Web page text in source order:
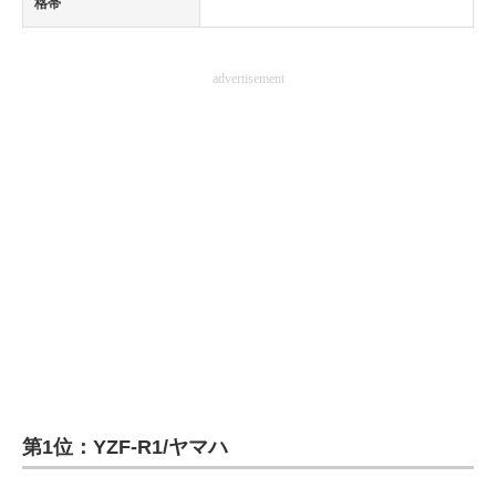
格帯
advertisement
第1位：YZF-R1/ヤマハ